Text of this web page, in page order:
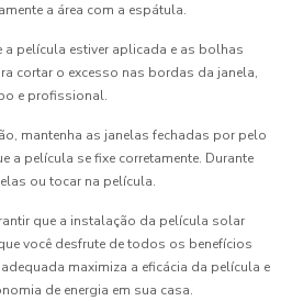
a área com a espátula.
a película estiver aplicada e as bolhas
cortar o excesso nas bordas da janela,
e profissional.
mantenha as janelas fechadas por pelo
a película se fixe corretamente. Durante
ou tocar na película.
que a instalação da película solar
você desfrute de todos os benefícios
maximiza a eficácia da película e
de energia em sua casa.